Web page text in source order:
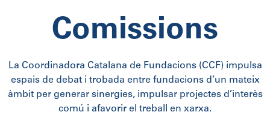
Comissions
La Coordinadora Catalana de Fundacions (CCF) impulsa
espais de debat i trobada entre fundacions d’un mateix
àmbit per generar sinergies, impulsar projectes d’interès
comú i afavorir el treball en xarxa.